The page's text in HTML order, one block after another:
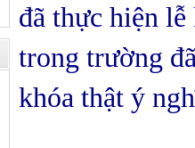
đã thực hiện
trong trường
khóa thật ý